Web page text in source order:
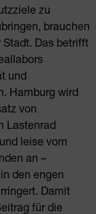
zu
brauchen
Das betrifft
und
Hamburg wird
von
Lastenrad
leise vom
an –
den engen
Damit
für die